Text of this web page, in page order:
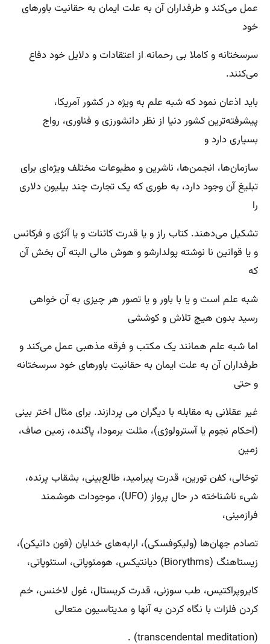
عمل می‌کند و طرفداران آن به علت ایمان به حقانیت باورهای
خود
سرسختانه و کاملا بی رحمانه از اعتقادات و دلایل خود دفاع
می‌کنند.
باید اذعان نمود که شبه علم به ویژه در کشور آمریکا،
پیشرفته‌ترین کشور دنیا از نظر دانشورزی و فناوری، رواج
بسیاری دارد و
سازمان‌ها، انجمن‌ها، ناشرین و مطبوعات مختلف ویژه‌ای برای
تبلیغ آن وجود دارد، به طوری که یک تجارت چند بیلیون دلاری
را
تشکیل می‌دهند. کتاب راز و یا قدرت کائنات و یا آنژی و فرکانس
و یا قوانین نا نوشته پولدارشو و هوش مالی البته آن بخش آن
که
شبه علم است و یا با باور و یا تصور هر چیزی به آن خواهی
رسید بدون هیچ تلاش و کوششی
اما شبه علم همانند یک مکتب و فرقه مذهبی عمل می‌کند و
طرفداران آن به علت ایمان به حقانیت باورهای خود سرسختانه
و حتی
غیر عقلانی به مقابله با دیگران می پردازند. برای مثال اختر بینی
(احکام نجوم یا آسترولوژی)، مثلت برمودا، پاگنده، زمین صاف،
زمین
توخالی، کفن تورین، قدرت پیرامید، طالع‌بینی، بشقاب پرنده،
شیء ناشناخته در حال پرواز (UFO)، موجودات هوشمند
فرازمینی،
تصادم جهان‌ها (ولیکوفسکی)، ارابه‌های خدایان (فون دانیکن)،
زیستاهنگ (Biorythms) دیانتیکس، هومئوپاتی، استئوپاتی،
کایروپراکتیس، طب سوزنی، قدرت کریستال، غول لاخنس، خم
کردن فلزات با نگاه کردن به آنها و مدیتاسیون متعالی
(transcendental meditation) .